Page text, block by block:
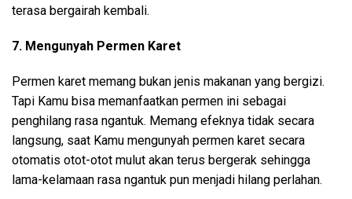
terasa bergairah kembali.
7. Mengunyah Permen Karet
Permen karet memang bukan jenis makanan yang bergizi.
Tapi Kamu bisa memanfaatkan permen ini sebagai
penghilang rasa ngantuk. Memang efeknya tidak secara
langsung, saat Kamu mengunyah permen karet secara
otomatis otot-otot mulut akan terus bergerak sehingga
lama-kelamaan rasa ngantuk pun menjadi hilang perlahan.